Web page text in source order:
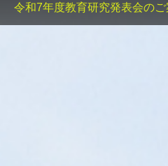
令和7年度教育研究発表会のご